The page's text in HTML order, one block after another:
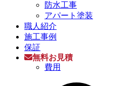
防水工事
アパート塗装
職人紹介
施工事例
保証
無料お見積
費用